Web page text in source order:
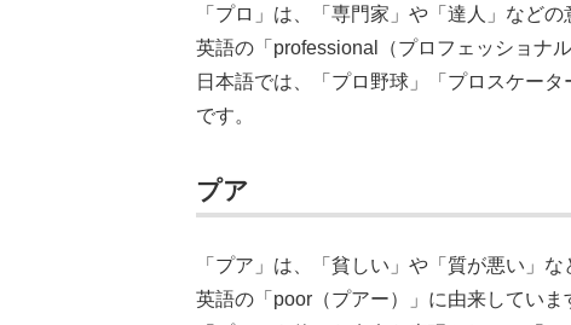
「プロ」は、「専門家」や「達人」などの
英語の「professional（プロフェッショナ
日本語では、「プロ野球」「プロスケー
です。
プア
「プア」は、「貧しい」や「質が悪い」な
英語の「poor（プアー）」に由来していま